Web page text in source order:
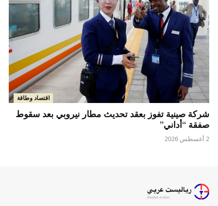
اقتصاد وطاقة
شركة صينية تفوز بعقد تحديث مطار نيروبي بعد سقوط
صفقة “أداني”
2 أغسطس 2026